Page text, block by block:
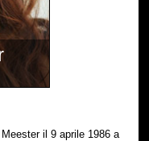
il 9 aprile 1986 a